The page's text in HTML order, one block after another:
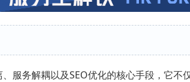
服务解耦以及SEO优化的核心手段，它不